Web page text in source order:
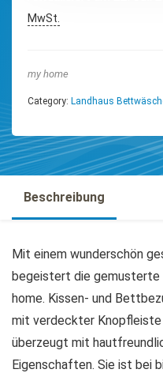
MwSt.
my home
Category: Landhaus
Beschreibung
Mit einem wunderschön
begeistert die gemusterte
home. Kissen- und
mit verdeckter
überzeugt mit
Eigenschaften. Sie ist bei